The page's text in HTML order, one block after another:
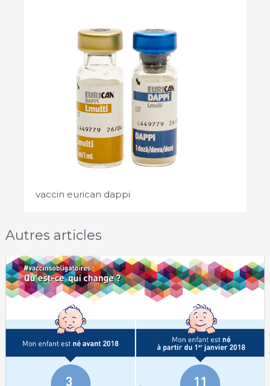
vaccin eurican dappi
Autres articles